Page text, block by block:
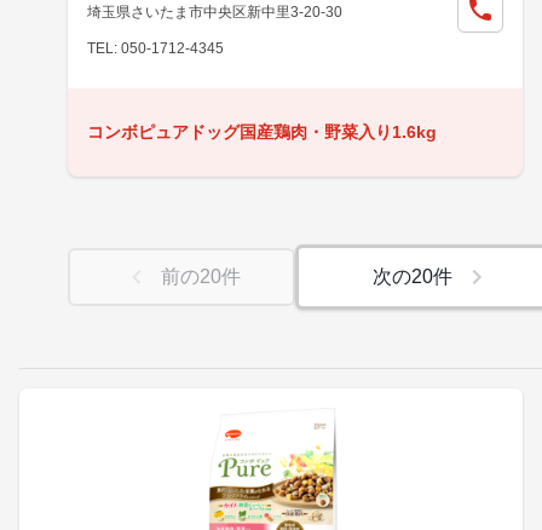
埼玉県さいたま市中央区新中里3-20-30
TEL: 050-1712-4345
コンボピュアドッグ国産鶏肉・野菜入り1.6kg
前の20件 次の20件